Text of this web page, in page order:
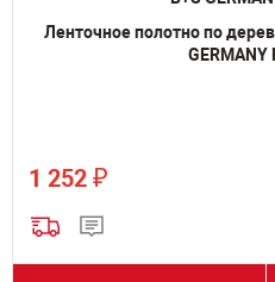
Ленточное полотно по
GERMANY
1 252 ₽